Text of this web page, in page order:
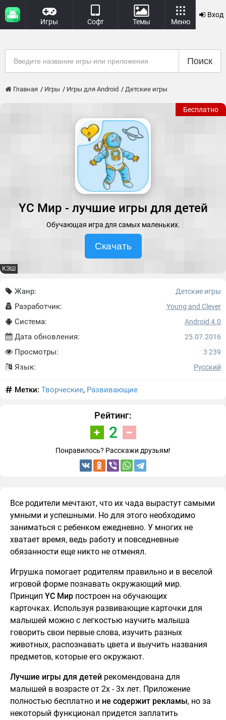
Игры Софт Темы Меню
Вход
Поиск
Главная Игры Игры для Android Детские игры
Бесплатно
YC Мир - лучшие игры для детей
Обучающая игра для самых маленьких.
Скачать
КЭШ
Жанр: Детские игры
Разработчик: Young and Clever
Система: Android 4.0
Дата обновления: 25.07.2016
Просмотры: 3 239
Язык: Русский
Метки: Творческие, Развивающие
Рейтинг:
2
Понравилось? Расскажи друзьям!
Все родители мечтают, что их чада вырастут самыми
умными и успешными. Но для этого необходимо
заниматься с ребенком ежедневно. У многих не
хватает время, ведь работу и повседневные
обязанности еще никто не отменял.
Игрушка помогает родителям правильно и в веселой
игровой форме познавать окружающий мир.
Принцип YC Мир построен на обучающих
карточках. Используя развивающие карточки для
малышей можно с легкостью научить малыша
говорить свои первые слова, изучить разных
животных, распознавать цвета и выучить названия
предметов, которые его окружают.
Лучшие игры для детей рекомендована для
малышей в возрасте от 2х - 3х лет. Приложение
полностью бесплатно и не содержит рекламы, но за
некоторый функционал придется заплатить